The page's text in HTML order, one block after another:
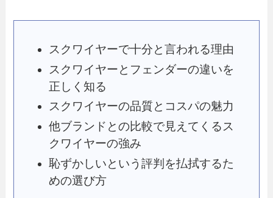
スクワイヤーで十分と言われる理由
スクワイヤーとフェンダーの違いを
正しく知る
スクワイヤーの品質とコスパの魅力
他ブランドとの比較で見えてくるス
クワイヤーの強み
恥ずかしいという評判を払拭するた
めの選び方